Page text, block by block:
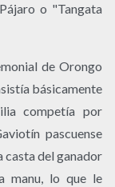
o "Tangata
de Orongo
básicamente
competía por
pascuense
casta del ganador
manu, lo que le